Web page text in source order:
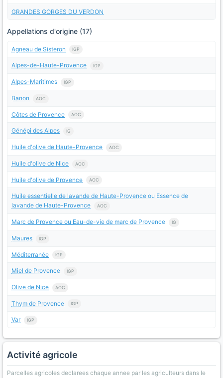
GRANDES GORGES DU VERDON
Appellations d'origine (17)
Agneau de Sisteron IGP
Alpes-de-Haute-Provence IGP
Alpes-Maritimes IGP
Banon AOC
Côtes de Provence AOC
Génépi des Alpes IG
Huile d'olive de Haute-Provence AOC
Huile d'olive de Nice AOC
Huile d'olive de Provence AOC
Huile essentielle de lavande de Haute-Provence ou Essence de
lavande de Haute-Provence
AOC
Marc de Provence ou Eau-de-vie de marc de Provence IG
Maures IGP
Méditerranée IGP
Miel de Provence IGP
Olive de Nice AOC
Thym de Provence IGP
Var IGP
Activité agricole
Parcelles agricoles declarees chaque annee par les agriculteurs dans le